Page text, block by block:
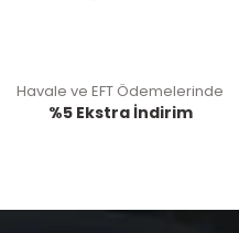
Havale ve EFT Ödemelerinde
%5 Ekstra İndirim